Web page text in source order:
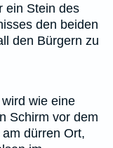
ein Stein des
den beiden
den Bürgern zu
wie eine
Schirm vor dem
dürren Ort,